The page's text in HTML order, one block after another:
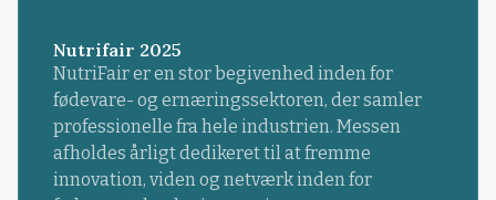
Nutrifair 2025
NutriFair er en stor begivenhed inden for
fødevare- og ernæringssektoren, der samler
professionelle fra hele industrien. Messen
afholdes årligt dedikeret til at fremme
innovation, viden og netværk inden for